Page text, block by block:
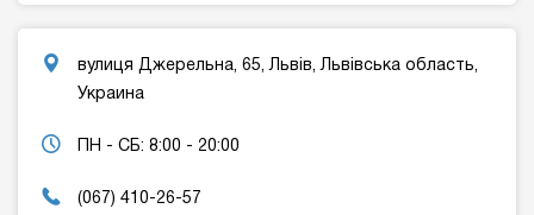
вулиця Джерельна, 65, Львів, Львівська область,
Украина
ПН - СБ: 8:00 - 20:00
(067) 410-26-57